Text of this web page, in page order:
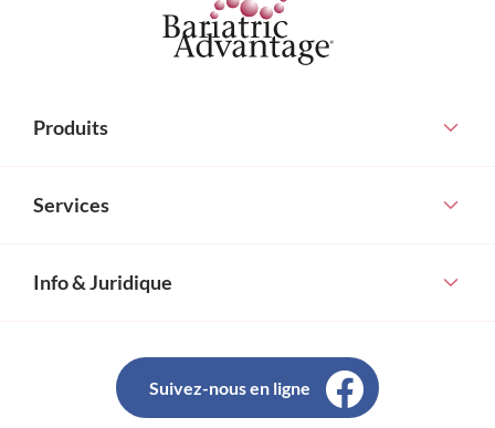
Produits
Services
Info & Juridique
Suivez-nous en ligne